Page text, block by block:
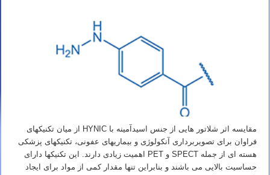
مقایسه اثر شلاتور هایی از جنس اسیدآمینه با HYNIC از میان تکنیک­های
فراوان برای تصویربرداری آنکولوژی و بیماری­های عفونی، تکنیک­های پزشکی
هسته ­ای از جمله SPECT و PET اهمیت زیادی دارند. این تکنیک­ها دارای
حساسیت بالایی می باشند و بنابراین تنها مقدار کمی از مواد برای ایجاد